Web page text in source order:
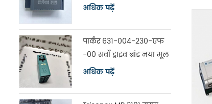
नियंत्रक विश्लेषण इनपुट
अधिक पढ़ें
पार्कर 631-004-230-एफ
-00 सर्वो ड्राइव ब्रांड नया मूल
अधिक पढ़ें